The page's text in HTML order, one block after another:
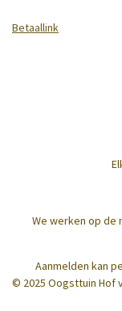
Betaallink
We werken op de
Aanmelden kan
© 2025 Oogsttuin Hof